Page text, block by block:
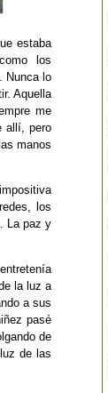
estaba
los
Nunca lo
Aquella
me
allí, pero
manos
los
La paz y
la luz a
a sus
pasé
de
de las